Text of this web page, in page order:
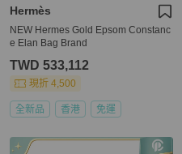
Hermès
NEW Hermes Gold Epsom Constanc
e Elan Bag Brand
TWD 533,112
現折 4,500
全新品 香港 免運